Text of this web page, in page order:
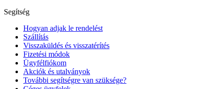
Segítség
Hogyan adjak le rendelést
Szállítás
Visszaküldés és visszatérítés
Fizetési módok
Ügyfélfiókom
Akciók és utalványok
További segítségre van szüksége?